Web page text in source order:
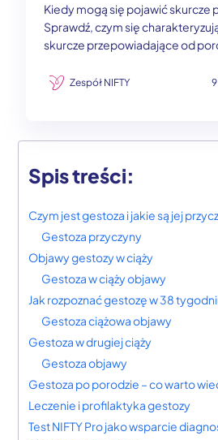
Kiedy mogą się pojawić skurcze
Sprawdź, czym się
skurcze przepowiadające od
Zespół NIFTY
Spis treści:
Czym jest gestoza i jakie są jej
Gestoza przyczyny
Objawy gestozy w ciąży
Gestoza w ciąży objawy
Jak rozpoznać gestozę w 38
Gestoza ciążowa objawy
Gestoza w drugiej ciąży
Gestoza objawy
Gestoza po porodzie – co warto
Leczenie i profilaktyka gestozy
Test NIFTY Pro jako wsparcie